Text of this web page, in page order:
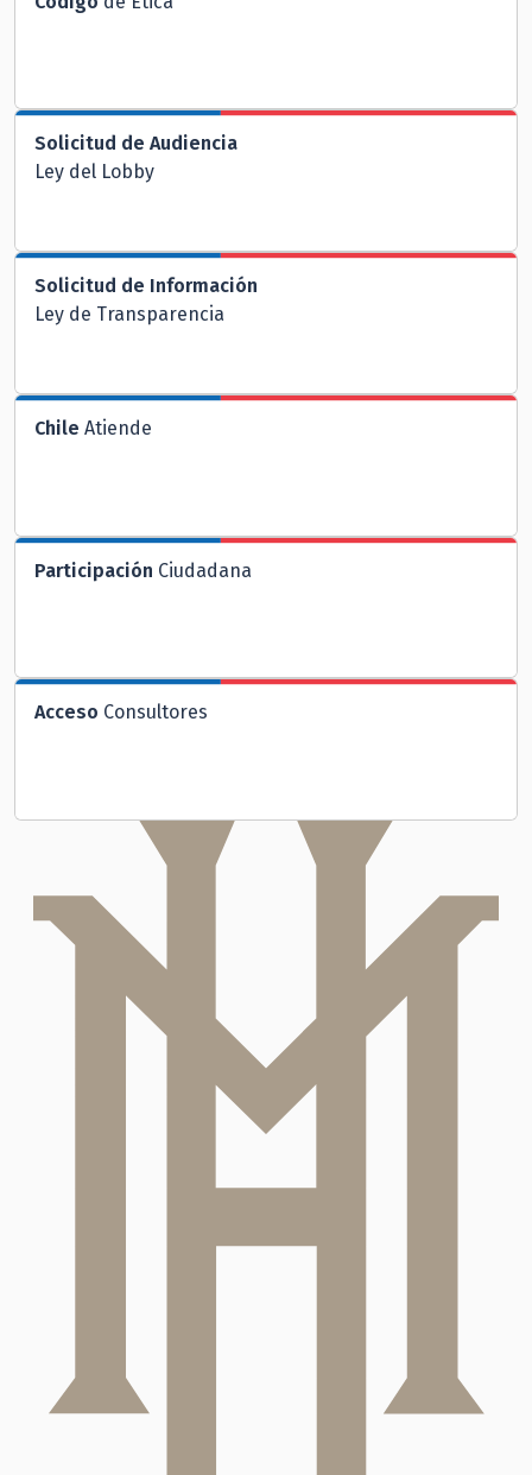
Solicitud de Audiencia
Ley del Lobby
Solicitud de Información
Ley de Transparencia
Chile Atiende
Participación Ciudadana
Acceso Consultores